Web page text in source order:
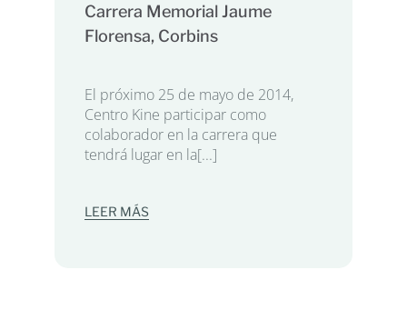
Carrera Memorial Jaume
Florensa, Corbins
El próximo 25 de mayo de 2014,
Centro Kine participar como
colaborador en la carrera que
tendrá lugar en la[...]
LEER MÁS